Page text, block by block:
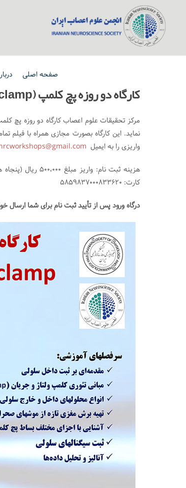
صفحه اصلی
کارگاه دو روزه پچ کلمپ (Whole cell patch clamp)
نماید. این کارگاه بصورت مجازی همراه با
واریزی را به ایمیل
کارت: ۵۸۵۹۸۳۷۰۰۰۸۳۳۶۲۰
درگاه ورود پس از تأیید ثبت نام برای شما